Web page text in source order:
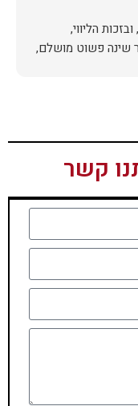
הליווי,
שינה פשוט מושלם,
היה נעים,
תודה רבה!
קשר